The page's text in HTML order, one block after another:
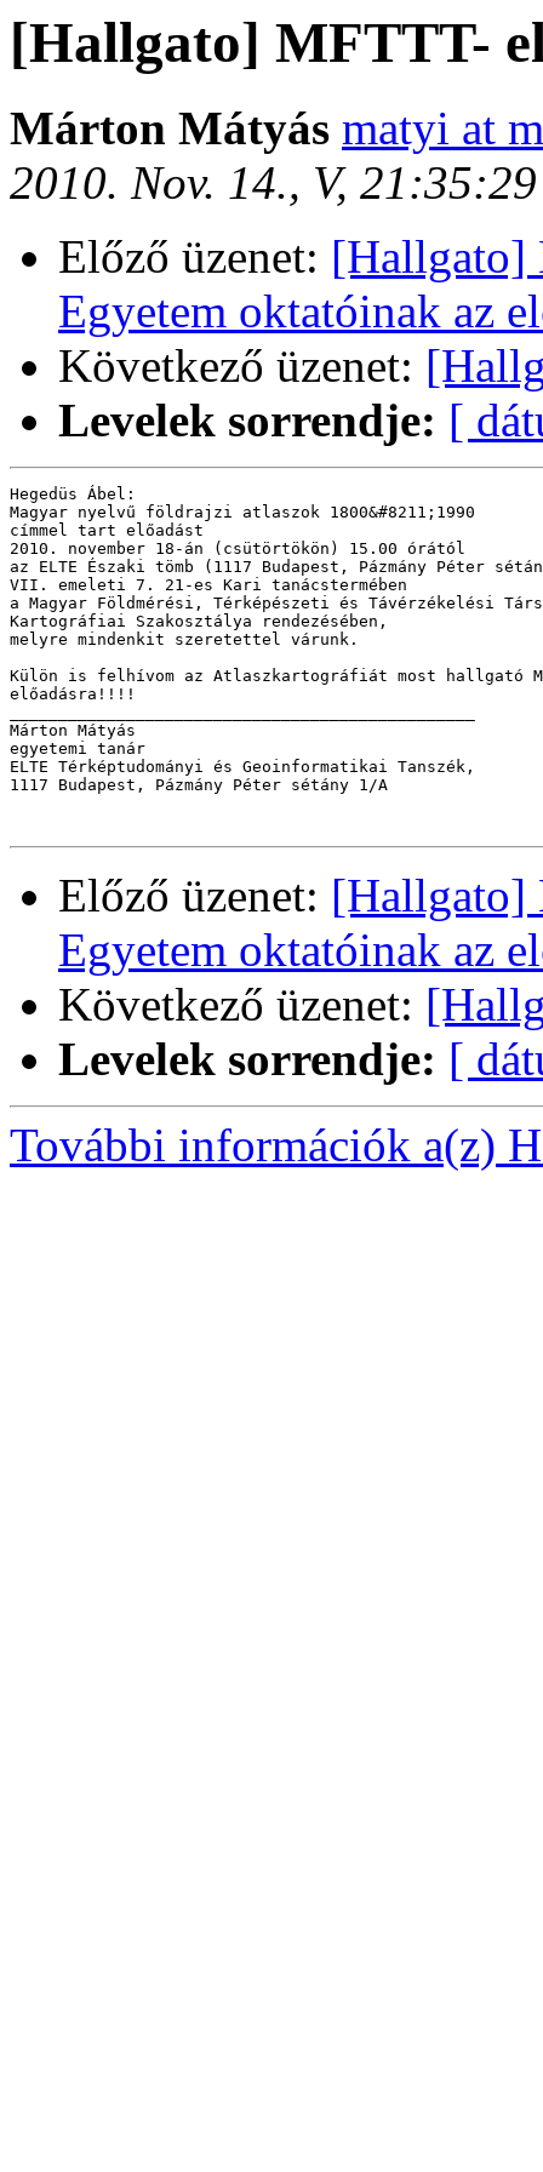
[Hallgato] MFTTT-
Márton Mátyás matyi at
2010. Nov. 14., V,
Előző üzenet: [Hallgato]
Egyetem oktatóinak az
Következő üzenet:
Levelek sorrendje: [
Hegedüs Ábel:
Magyar nyelvű földrajzi atlaszok 1800&#8211;1990
címmel tart előadást
2010. november 18-án (csütörtökön) 15.00 órától
az ELTE Északi tömb (1117 Budapest, Pázmány Péter
VII. emeleti 7. 21-es Kari tanácstermében
a Magyar Földmérési, Térképészeti és Távérzékelési
Kartográfiai Szakosztálya rendezésében,
melyre mindenkit szeretettel várunk.
Külön is felhívom az Atlaszkartográfiát most hallgató
előadásra!!!!
Márton Mátyás
egyetemi tanár
ELTE Térképtudományi és Geoinformatikai Tanszék,
1117 Budapest, Pázmány Péter sétány 1/A
Előző üzenet: [Hallgato]
Egyetem oktatóinak az
Következő üzenet:
Levelek sorrendje: [
További információk a(z)